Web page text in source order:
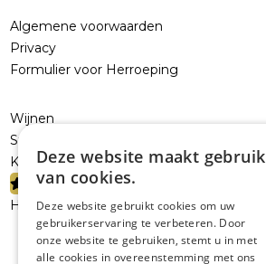
Algemene voorwaarden
Privacy
Formulier voor Herroeping
Wijnen
Sterke dranken
Kelderresten
PROMOTIES
Handelaars
Deze website maakt gebruik
van cookies.
Deze website gebruikt cookies om uw
gebruikerservaring te verbeteren. Door
onze website te gebruiken, stemt u in met
alle cookies in overeenstemming met ons